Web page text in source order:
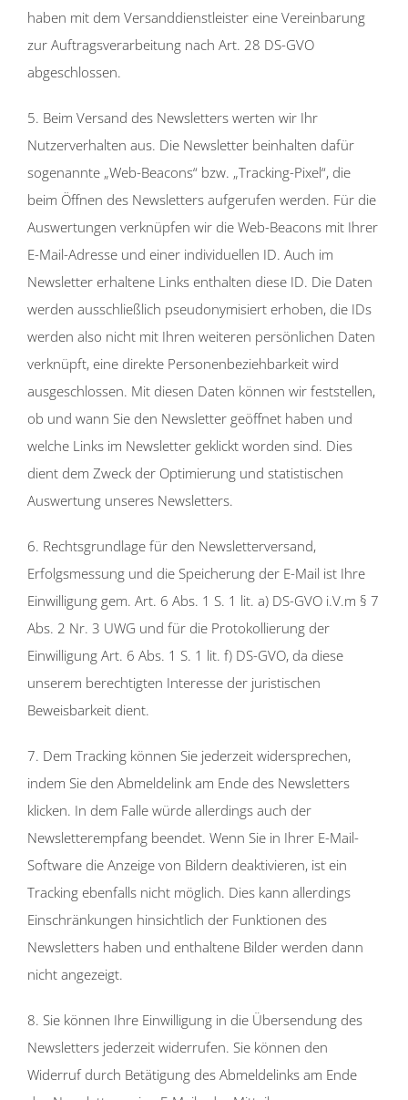
haben mit dem Versanddienstleister eine Vereinbarung
zur Auftragsverarbeitung nach Art. 28 DS-GVO
abgeschlossen.
5. Beim Versand des Newsletters werten wir Ihr
Nutzerverhalten aus. Die Newsletter beinhalten dafür
sogenannte „Web-Beacons“ bzw. „Tracking-Pixel“, die
beim Öffnen des Newsletters aufgerufen werden. Für die
Auswertungen verknüpfen wir die Web-Beacons mit Ihrer
E-Mail-Adresse und einer individuellen ID. Auch im
Newsletter erhaltene Links enthalten diese ID. Die Daten
werden ausschließlich pseudonymisiert erhoben, die IDs
werden also nicht mit Ihren weiteren persönlichen Daten
verknüpft, eine direkte Personenbeziehbarkeit wird
ausgeschlossen. Mit diesen Daten können wir feststellen,
ob und wann Sie den Newsletter geöffnet haben und
welche Links im Newsletter geklickt worden sind. Dies
dient dem Zweck der Optimierung und statistischen
Auswertung unseres Newsletters.
6. Rechtsgrundlage für den Newsletterversand,
Erfolgsmessung und die Speicherung der E-Mail ist Ihre
Einwilligung gem. Art. 6 Abs. 1 S. 1 lit. a) DS-GVO i.V.m § 7
Abs. 2 Nr. 3 UWG und für die Protokollierung der
Einwilligung Art. 6 Abs. 1 S. 1 lit. f) DS-GVO, da diese
unserem berechtigten Interesse der juristischen
Beweisbarkeit dient.
7. Dem Tracking können Sie jederzeit widersprechen,
indem Sie den Abmeldelink am Ende des Newsletters
klicken. In dem Falle würde allerdings auch der
Newsletterempfang beendet. Wenn Sie in Ihrer E-Mail-
Software die Anzeige von Bildern deaktivieren, ist ein
Tracking ebenfalls nicht möglich. Dies kann allerdings
Einschränkungen hinsichtlich der Funktionen des
Newsletters haben und enthaltene Bilder werden dann
nicht angezeigt.
8. Sie können Ihre Einwilligung in die Übersendung des
Newsletters jederzeit widerrufen. Sie können den
Widerruf durch Betätigung des Abmeldelinks am Ende